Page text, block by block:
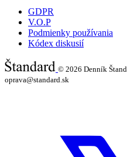
GDPR
V.O.P
Podmienky používania
Kódex diskusií
© 2026 Denník
oprava@standard.sk